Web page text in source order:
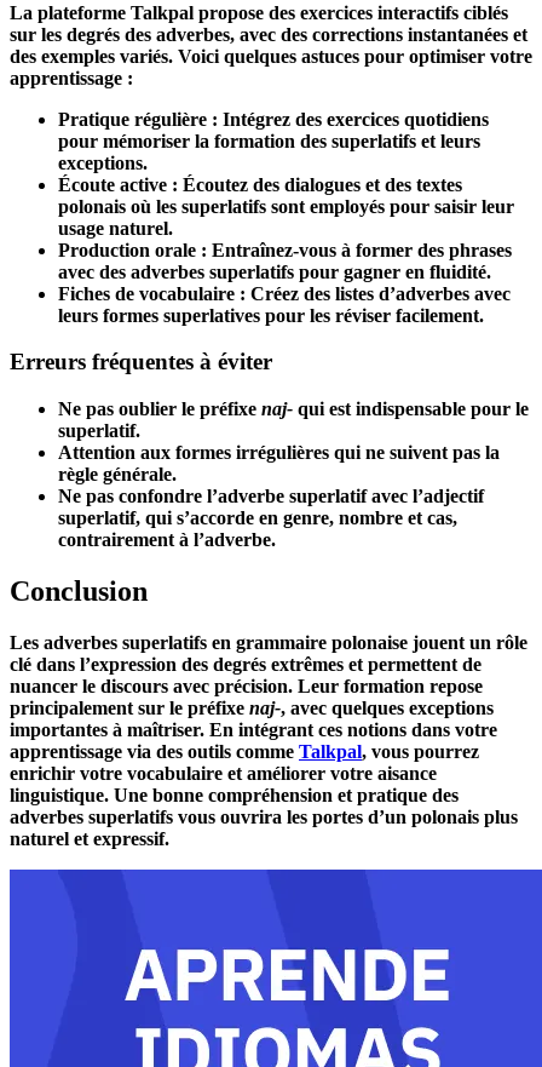
La plateforme Talkpal propose des exercices interactifs ciblés
sur les degrés des adverbes, avec des corrections instantanées et
des exemples variés. Voici quelques astuces pour optimiser votre
apprentissage :
Pratique régulière : Intégrez des exercices quotidiens
pour mémoriser la formation des superlatifs et leurs
exceptions.
Écoute active : Écoutez des dialogues et des textes
polonais où les superlatifs sont employés pour saisir leur
usage naturel.
Production orale : Entraînez-vous à former des phrases
avec des adverbes superlatifs pour gagner en fluidité.
Fiches de vocabulaire : Créez des listes d’adverbes avec
leurs formes superlatives pour les réviser facilement.
Erreurs fréquentes à éviter
Ne pas oublier le préfixe naj- qui est indispensable pour le
superlatif.
Attention aux formes irrégulières qui ne suivent pas la
règle générale.
Ne pas confondre l’adverbe superlatif avec l’adjectif
superlatif, qui s’accorde en genre, nombre et cas,
contrairement à l’adverbe.
Conclusion
Les adverbes superlatifs en grammaire polonaise jouent un rôle
clé dans l’expression des degrés extrêmes et permettent de
nuancer le discours avec précision. Leur formation repose
principalement sur le préfixe naj-, avec quelques exceptions
importantes à maîtriser. En intégrant ces notions dans votre
apprentissage via des outils comme Talkpal, vous pourrez
enrichir votre vocabulaire et améliorer votre aisance
linguistique. Une bonne compréhension et pratique des
adverbes superlatifs vous ouvrira les portes d’un polonais plus
naturel et expressif.